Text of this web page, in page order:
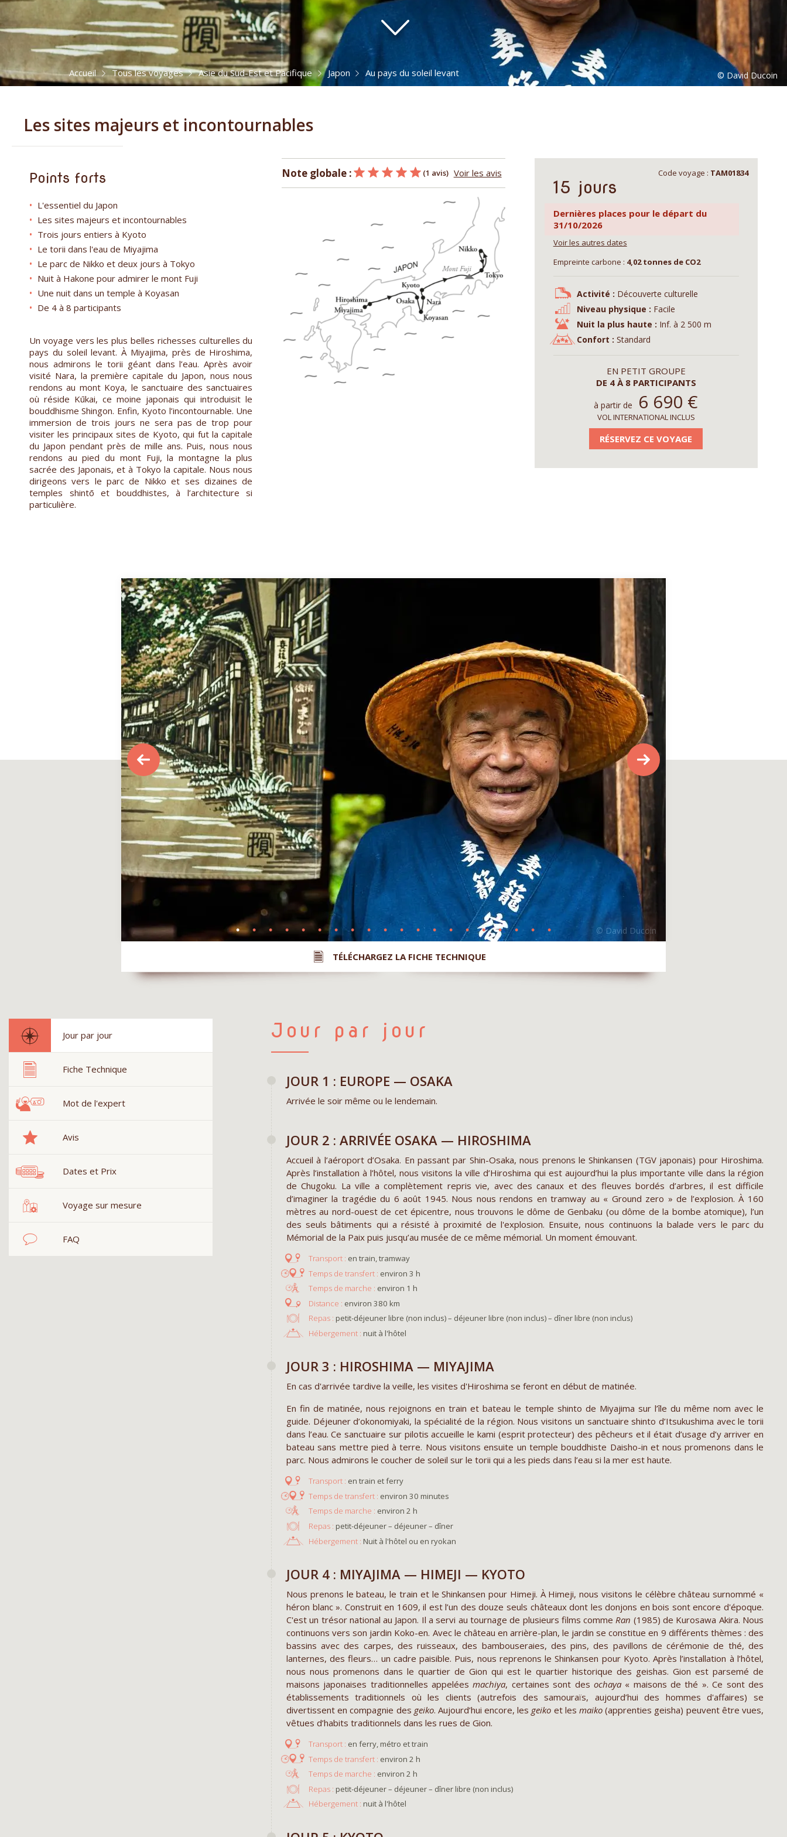
Accueil Tous les voyages Asie du Sud-Est et Pacifique Japon Au pays du soleil levant
Les sites majeurs et incontournables
Points forts
L'essentiel du Japon
Les sites majeurs et incontournables
Trois jours entiers à Kyoto
Le torii dans l'eau de Miyajima
Le parc de Nikko et deux jours à Tokyo
Nuit à Hakone pour admirer le mont Fuji
Une nuit dans un temple à Koyasan
De 4 à 8 participants
Un voyage vers les plus belles richesses culturelles du
pays du soleil levant. À Miyajima, près de Hiroshima,
nous admirons le torii géant dans l’eau. Après avoir
visité Nara, la première capitale du Japon, nous nous
rendons au mont Koya, le sanctuaire des sanctuaires
où réside Kūkai, ce moine japonais qui introduisit le
bouddhisme Shingon. Enfin, Kyoto l’incontournable. Une
immersion de trois jours ne sera pas de trop pour
visiter les principaux sites de Kyoto, qui fut la capitale
du Japon pendant près de mille ans. Puis, nous nous
rendons au pied du mont Fuji, la montagne la plus
sacrée des Japonais, et à Tokyo la capitale. Nous nous
dirigeons vers le parc de Nikko et ses dizaines de
temples shintō et bouddhistes, à l’architecture si
particulière.
Note globale : (1 avis) Voir les avis Code voyage : TAM01834
15 jours
Dernières places pour le départ du
31/10/2026
Voir les autres dates
Empreinte carbone : 4,02 tonnes de CO2
Activité : Découverte culturelle
Niveau physique : Facile
Nuit la plus haute : Inf. à 2 500 m
Confort : Standard
EN PETIT GROUPE
DE 4 À 8 PARTICIPANTS
à partir de 6 690 €
VOL INTERNATIONAL INCLUS
RÉSERVEZ CE VOYAGE
TÉLÉCHARGEZ LA FICHE TECHNIQUE
Jour par jour
Fiche Technique
Mot de l'expert
Avis
Dates et Prix
Voyage sur mesure
FAQ
Jour par jour
JOUR 1 : EUROPE — OSAKA
Arrivée le soir même ou le lendemain.
JOUR 2 : ARRIVÉE OSAKA — HIROSHIMA
Accueil à l’aéroport d’Osaka. En passant par Shin-Osaka, nous prenons le Shinkansen (TGV japonais) pour Hiroshima.
Après l’installation à l’hôtel, nous visitons la ville d’Hiroshima qui est aujourd’hui la plus importante ville dans la région
de Chugoku. La ville a complètement repris vie, avec des canaux et des fleuves bordés d’arbres, il est difficile
d’imaginer la tragédie du 6 août 1945. Nous nous rendons en tramway au « Ground zero » de l’explosion. À 160
mètres au nord-ouest de cet épicentre, nous trouvons le dôme de Genbaku (ou dôme de la bombe atomique), l’un
des seuls bâtiments qui a résisté à proximité de l'explosion. Ensuite, nous continuons la balade vers le parc du
Mémorial de la Paix puis jusqu’au musée de ce même mémorial. Un moment émouvant.
en train, tramway
environ 3 h
environ 1 h
environ 380 km
Repas : petit-déjeuner libre (non inclus) – déjeuner libre (non inclus) – dîner libre (non inclus)
Hébergement : nuit à l'hôtel
JOUR 3 : HIROSHIMA — MIYAJIMA
En cas d'arrivée tardive la veille, les visites d'Hiroshima se feront en début de matinée.
En fin de matinée, nous rejoignons en train et bateau le temple shinto de Miyajima sur l’île du même nom avec le
guide. Déjeuner d’okonomiyaki, la spécialité de la région. Nous visitons un sanctuaire shinto d’Itsukushima avec le torii
dans l’eau. Ce sanctuaire sur pilotis accueille le kami (esprit protecteur) des pêcheurs et il était d’usage d’y arriver en
bateau sans mettre pied à terre. Nous visitons ensuite un temple bouddhiste Daisho-in et nous promenons dans le
parc. Nous admirons le coucher de soleil sur le torii qui a les pieds dans l’eau si la mer est haute.
en train et ferry
environ 30 minutes
environ 2 h
Repas : petit-déjeuner – déjeuner – dîner
Hébergement : Nuit à l'hôtel ou en ryokan
JOUR 4 : MIYAJIMA — HIMEJI — KYOTO
Nous prenons le bateau, le train et le Shinkansen pour Himeji. À Himeji, nous visitons le célèbre château surnommé «
héron blanc ». Construit en 1609, il est l’un des douze seuls châteaux dont les donjons en bois sont encore d'époque.
C'est un trésor national au Japon. Il a servi au tournage de plusieurs films commeRan (1985) de Kurosawa Akira. Nous
continuons vers son jardin Koko-en. Avec le château en arrière-plan, le jardin se constitue en 9 différents thèmes : des
bassins avec des carpes, des ruisseaux, des bambouseraies, des pins, des pavillons de cérémonie de thé, des
lanternes, des fleurs… un cadre paisible. Puis, nous reprenons le Shinkansen pour Kyoto. Après l’installation à l’hôtel,
nous nous promenons dans le quartier de Gion qui est le quartier historique des geishas. Gion est parsemé de
maisons japonaises traditionnelles appeléesmachiya, certaines sont des ochaya « maisons de thé ». Ce sont des
établissements traditionnels où les clients (autrefois des samouraïs, aujourd’hui des hommes d'affaires) se
divertissent en compagnie des geiko. Aujourd’hui encore, les geiko et lesmaiko (apprenties geisha) peuvent être vues,
vêtues d’habits traditionnels dans les rues de Gion.
en ferry, métro et train
environ 2 h
environ 2 h
Repas : petit-déjeuner – déjeuner – dîner libre (non inclus)
Hébergement : nuit à l'hôtel